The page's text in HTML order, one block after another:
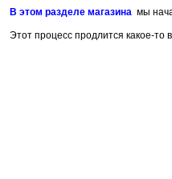
В этом разделе магазина мы
Этот процесс продлится какое-то